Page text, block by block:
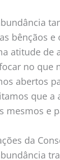
bênçãos
atitude de
no que
abertos
que
mesmos e
da